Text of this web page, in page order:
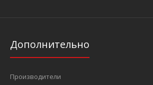
Дополнительно
Производители